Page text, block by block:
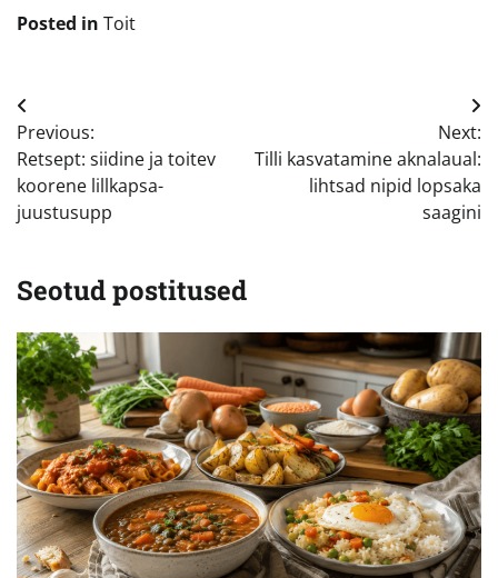
Posted in Toit
Navigeerimine
Previous:
Retsept: siidine ja toitev
koorene lillkapsa-
juustusupp
Next:
Tilli kasvatamine aknalaual:
lihtsad nipid lopsaka
saagini
Seotud postitused